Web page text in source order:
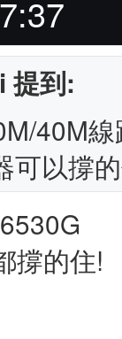
提到:
40M
可以撐
撐的住!